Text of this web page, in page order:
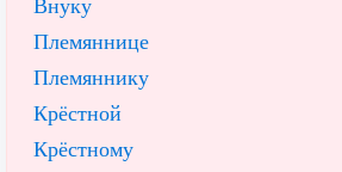
Внуку
Племяннице
Племяннику
Крёстной
Крёстному